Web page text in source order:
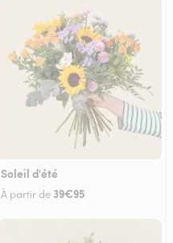
Soleil d'été
À partir de 39€95